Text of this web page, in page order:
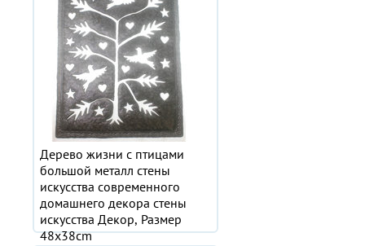
Дерево жизни с птицами
большой металл стены
искусства современного
домашнего декора стены
искусства Декор, Размер
48x38cm